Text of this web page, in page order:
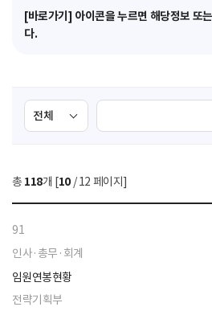
[바로가기] 아이콘을 누르면 해당정보 또
다.
검
색
선
택
색
총 118개 [10 / 12 페이지]
91
인사·총무·회계
임원연봉현황
전략기획부